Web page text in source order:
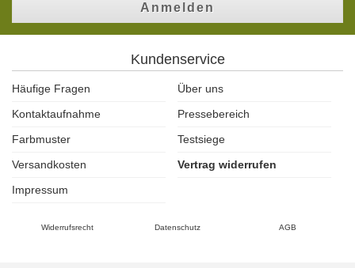
Anmelden
Kundenservice
Häufige Fragen
Über uns
Kontaktaufnahme
Pressebereich
Farbmuster
Testsiege
Versandkosten
Vertrag widerrufen
Impressum
Widerrufsrecht Datenschutz AGB